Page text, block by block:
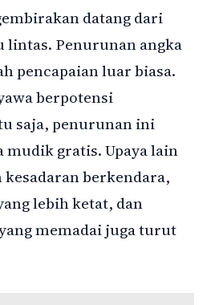
datang dari
lintas. Penurunan angka
pencapaian luar biasa.
berpotensi
saja, penurunan ini
mudik gratis. Upaya lain
berkendara,
lebih ketat, dan
memadai juga turut